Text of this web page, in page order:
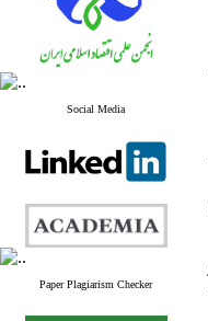
Social Media
Paper Plagiarism Checker